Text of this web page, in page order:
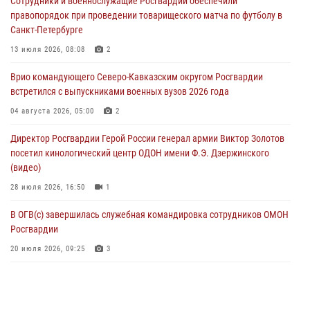
В столице росгвардейцы задержали мужчину, устроившего дебош в
букмекерской конторе (видео)
05 августа 2026, 13:25
В Удмуртии при силовой поддержке спецназа Росгвардии
задержаны подозреваемые в мошенничестве под видом оказания
оздоровительных услуг (видео)
правопорядок при проведении товарищеского матча по футболу в
Санкт-Петербурге
13 июля 2026, 08:08 2
Врио командующего Северо-Кавказским округом Росгвардии
встретился с выпускниками военных вузов 2026 года
04 августа 2026, 05:00 2
Директор Росгвардии Герой России генерал армии Виктор Золотов
посетил кинологический центр ОДОН имени Ф.Э. Дзержинского
(видео)
28 июля 2026, 16:50 1
В ОГВ(с) завершилась служебная командировка сотрудников ОМОН
Росгвардии
20 июля 2026, 09:25 3